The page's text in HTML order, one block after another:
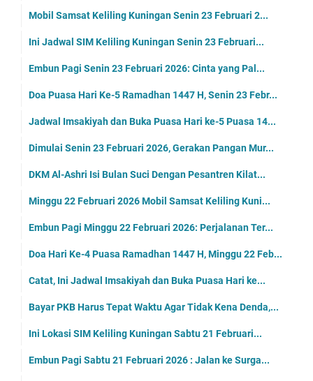
Mobil Samsat Keliling Kuningan Senin 23 Februari 2...
Ini Jadwal SIM Keliling Kuningan Senin 23 Februari...
Embun Pagi Senin 23 Februari 2026: Cinta yang Pal...
Doa Puasa Hari Ke-5 Ramadhan 1447 H, Senin 23 Febr...
Jadwal Imsakiyah dan Buka Puasa Hari ke-5 Puasa 14...
Dimulai Senin 23 Februari 2026, Gerakan Pangan Mur...
DKM Al-Ashri Isi Bulan Suci Dengan Pesantren Kilat...
Minggu 22 Februari 2026 Mobil Samsat Keliling Kuni...
Embun Pagi Minggu 22 Februari 2026: Perjalanan Ter...
Doa Hari Ke-4 Puasa Ramadhan 1447 H, Minggu 22 Feb...
Catat, Ini Jadwal Imsakiyah dan Buka Puasa Hari ke...
Bayar PKB Harus Tepat Waktu Agar Tidak Kena Denda,...
Ini Lokasi SIM Keliling Kuningan Sabtu 21 Februari...
Embun Pagi Sabtu 21 Februari 2026 : Jalan ke Surga...